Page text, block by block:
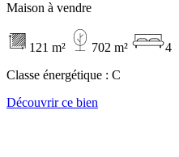
Maison à vendre
121 m² 702 m²
4
Classe énergétique : C
Découvrir ce bien